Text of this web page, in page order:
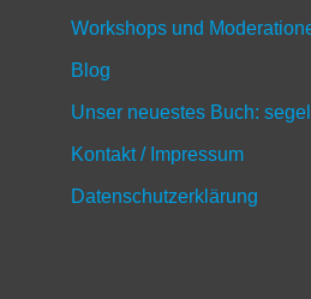
Workshops und
Blog
Unser neuestes Buch:
Kontakt / Impressum
Datenschutzerklärung